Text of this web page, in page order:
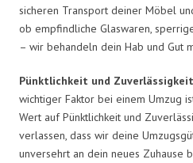
sicheren Transport deiner Möbel
ob empfindliche Glaswaren,
– wir behandeln dein Hab und Gut
Pünktlichkeit und
wichtiger Faktor bei einem Umzug
Wert auf Pünktlichkeit und
verlassen, dass wir deine
unversehrt an dein neues Zuhause